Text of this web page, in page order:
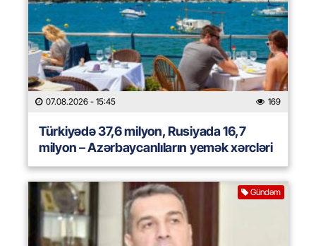
07.08.2026 - 15:45 169
Türkiyədə 37,6 milyon, Rusiyada 16,7
milyon – Azərbaycanlıların yemək xərcləri
Gündəm